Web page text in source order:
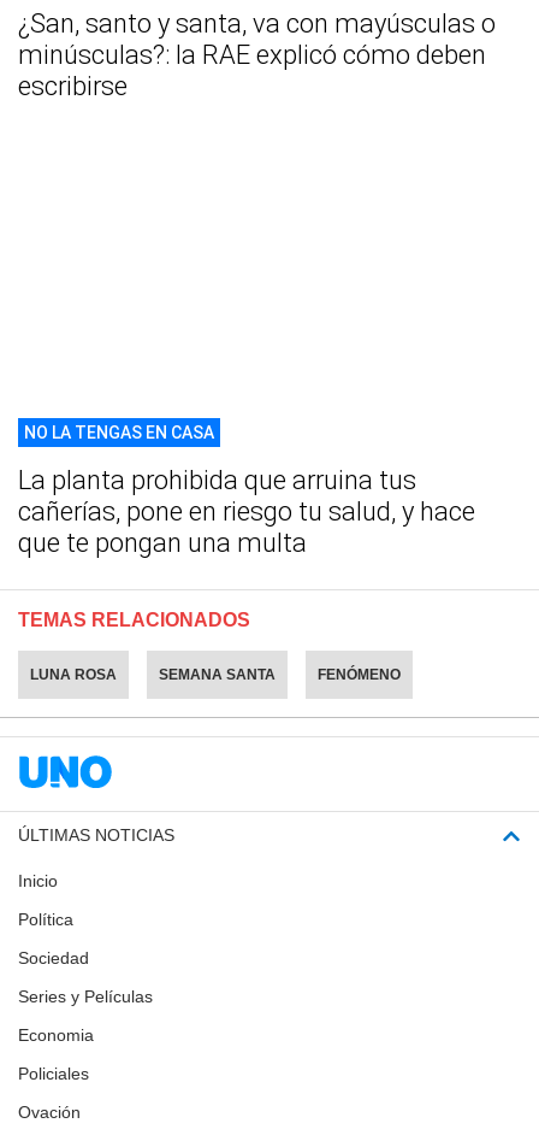
¿San, santo y santa, va con mayúsculas o
minúsculas?: la RAE explicó cómo deben
escribirse
NO LA TENGAS EN CASA
La planta prohibida que arruina tus
cañerías, pone en riesgo tu salud, y hace
que te pongan una multa
TEMAS RELACIONADOS
LUNA ROSA SEMANA SANTA FENÓMENO
ÚLTIMAS NOTICIAS
Inicio
Política
Sociedad
Series y Películas
Economia
Policiales
Ovación